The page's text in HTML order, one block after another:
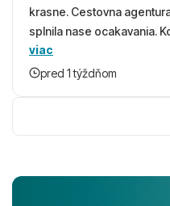
krasne. Cestovna
splnila nase ocakavania.
panom Michalinom uzasna
Vsetko vysvetlil aj vo
viac
pred 1 týždňom